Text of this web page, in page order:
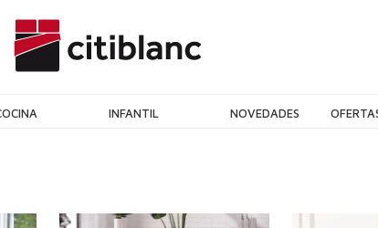
INFANTIL NOVEDADES